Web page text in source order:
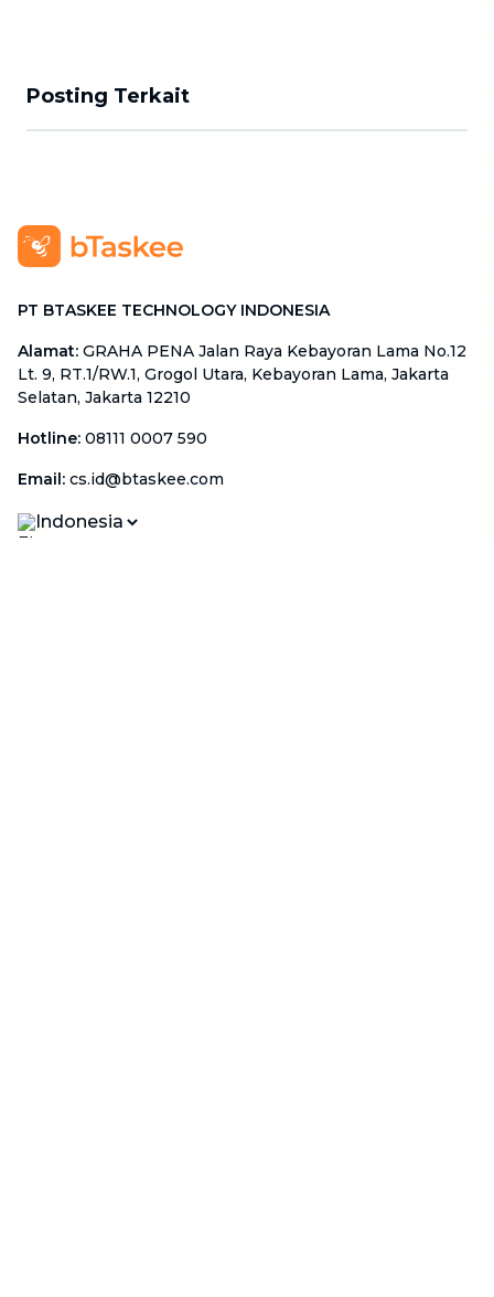
Posting Terkait
PT BTASKEE TECHNOLOGY INDONESIA
Alamat: GRAHA PENA Jalan Raya Kebayoran Lama No.12
Lt. 9, RT.1/RW.1, Grogol Utara, Kebayoran Lama, Jakarta
Selatan, Jakarta 12210
Hotline: 08111 0007 590
Email: cs.id@btaskee.com
Indonesia